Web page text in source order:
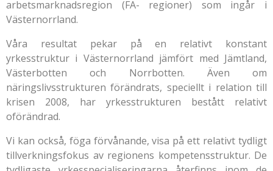
arbetsmarknadsregion (FA- regioner) som ingår i
Västernorrland.
Våra resultat pekar på en relativt konstant
yrkesstruktur i Västernorrland jämfört med Jämtland,
Västerbotten och Norrbotten. Även om
näringslivsstrukturen förändrats, speciellt i relation till
krisen 2008, har yrkesstrukturen bestått relativt
oförändrad.
Vi kan också, föga förvånande, visa på ett relativt tydligt
tillverkningsfokus av regionens kompetensstruktur. De